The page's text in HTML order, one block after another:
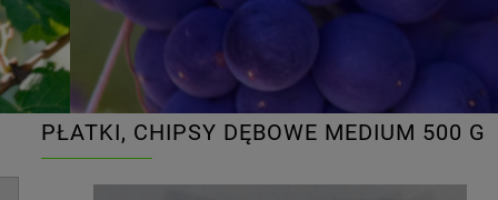
PŁATKI, CHIPSY DĘBOWE MEDIUM 500 G